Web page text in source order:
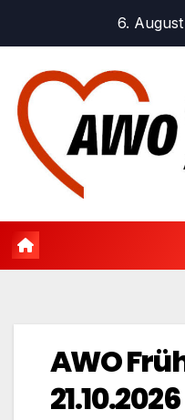
springen
6.
AWO
21.10.2026